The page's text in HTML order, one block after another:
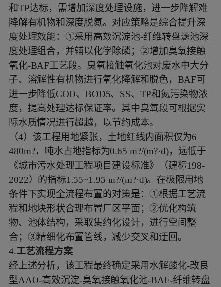
和TP达标，需增加深度处理设施，进一步降解难
降解有机物和深度脱氮。对应策略是综合提升深
度处理效能：①采用高效沉淀池-纤维转盘滤池深
度处理组合，并辅以化学除磷；②增加臭氧接触
氧化-BAF工艺段。臭氧接触氧化池对废水中大分
子、溶解性有机物进行氧化降解和脱色，BAF可
进一步降低COD、BOD5、SS、TP和氮污染物浓
度，提高处理达标保证率。其中臭氧段可根据实
际水质情况进行超越，以节约成本。
（4）该工程用地紧张，土地红线内面积仅为6
480m?，吨水占地指标为0.65 m?/(m?·d)，远低于
《城市污水处理工程项目建设标准》（建标198-
2022）的指标1.55~1.95 m?/(m?·d)。在极限用地
条件下实现全流程布置的对策是：①根据工艺流
程和地块形状合理布置厂区平面；②优化构筑
物、池体结构，采取集约化设计，进行空间整
合；③精细化布置管线，减少交叉和迂回。
4.工艺流程方案
经上述分析，该工程最终确定采用水解酸化-改良
型AAO-高效沉淀-臭氧接触氧化池-BAF-纤维转盘